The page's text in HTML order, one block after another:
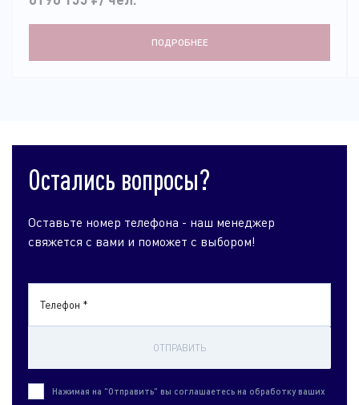
ПОДРОБНЕЕ
Остались вопросы?
Оставьте номер телефона - наш менеджер
свяжется с вами и поможет с выбором!
Телефон *
ОТПРАВИТЬ
Нажимая на "Отправить" вы соглашаетесь на обработку ваших